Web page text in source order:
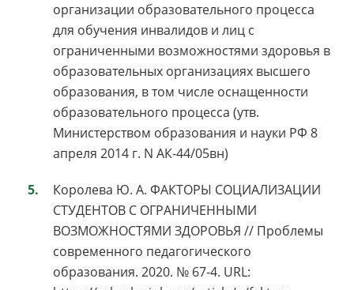
организации образовательного процесса
для обучения инвалидов и лиц с
ограниченными возможностями здоровья в
образовательных организациях высшего
образования, в том числе оснащенности
образовательного процесса (утв.
Министерством образования и науки РФ 8
апреля 2014 г. N АК-44/05вн)
Королева Ю. А. ФАКТОРЫ СОЦИАЛИЗАЦИИ
СТУДЕНТОВ С ОГРАНИЧЕННЫМИ
ВОЗМОЖНОСТЯМИ ЗДОРОВЬЯ // Проблемы
современного педагогического
образования. 2020. № 67-4. URL: